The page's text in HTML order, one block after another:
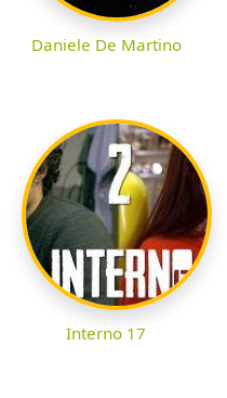
Daniele De Martino
Interno 17